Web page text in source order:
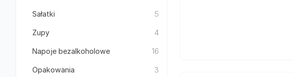
Sałatki 5
Zupy 4
Napoje bezalkoholowe 16
Opakowania 3